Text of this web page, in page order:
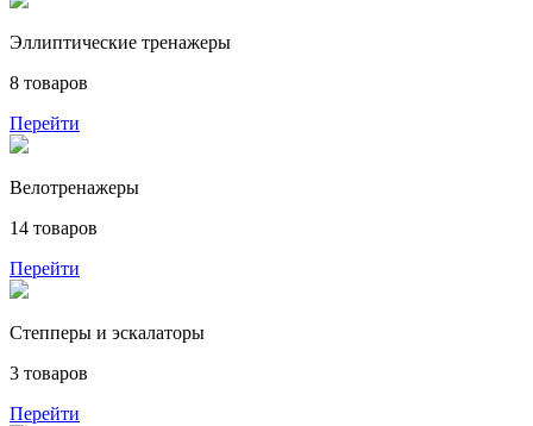
Эллиптические тренажеры
8 товаров
Перейти
Велотренажеры
14 товаров
Перейти
Степперы и эскалаторы
3 товаров
Перейти